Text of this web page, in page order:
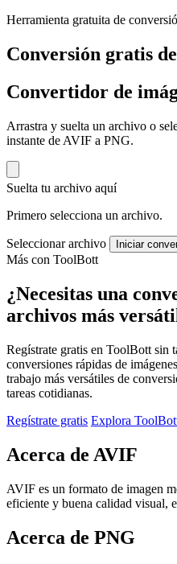
Herramienta gratuita de
Conversión gratis
Convertidor de
Arrastra y suelta un archivo o
instante de AVIF a PNG.
Suelta tu archivo aquí
Primero selecciona un archivo.
Seleccionar archivo Iniciar
Más con ToolBott
¿Necesitas una
archivos más
Regístrate gratis en ToolBott sin
conversiones rápidas de
trabajo más versátiles de
tareas cotidianas.
Regístrate gratis Explora
Acerca de AVIF
AVIF es un formato de imagen
eficiente y buena calidad visual,
Acerca de PNG